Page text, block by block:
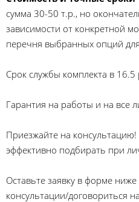
сумма 30-50 т.р., но
зависимости от конкретной
перечня выбранных опций
Срок службы комплекта в
Гарантия на работы и на все
Приезжайте на
эффективно подбирать при
Оставьте заявку в форме
консультации/договориться